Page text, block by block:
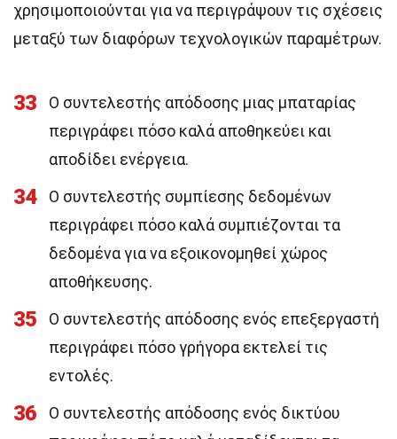
χρησιμοποιούνται για να περιγράψουν τις σχέσεις
μεταξύ των διαφόρων τεχνολογικών παραμέτρων.
33
Ο συντελεστής απόδοσης μιας μπαταρίας
περιγράφει πόσο καλά αποθηκεύει και
αποδίδει ενέργεια.
34
Ο συντελεστής συμπίεσης δεδομένων
περιγράφει πόσο καλά συμπιέζονται τα
δεδομένα για να εξοικονομηθεί χώρος
αποθήκευσης.
35
Ο συντελεστής απόδοσης ενός επεξεργαστή
περιγράφει πόσο γρήγορα εκτελεί τις
εντολές.
36
Ο συντελεστής απόδοσης ενός δικτύου